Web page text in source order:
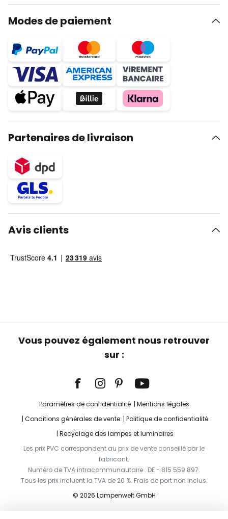
Modes de paiement
Partenaires de livraison
Avis clients
Vous pouvez également nous retrouver
sur :
Paramètres de confidentialité
Mentions légales
Conditions générales de vente
Politique de confidentialité
Recyclage des lampes et luminaires
Les prix PVC correspondent au prix de vente conseillé par le
fabricant.
Numéro de TVA intracommunautaire : DE - 815 559 897.
Tous les prix incluent la TVA de 20 %. Frais de port non inclus.
© 2026 Lampenwelt GmbH